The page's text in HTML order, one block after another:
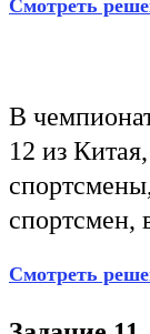
Смотреть
В
12 из
спортсмен,
Смотреть